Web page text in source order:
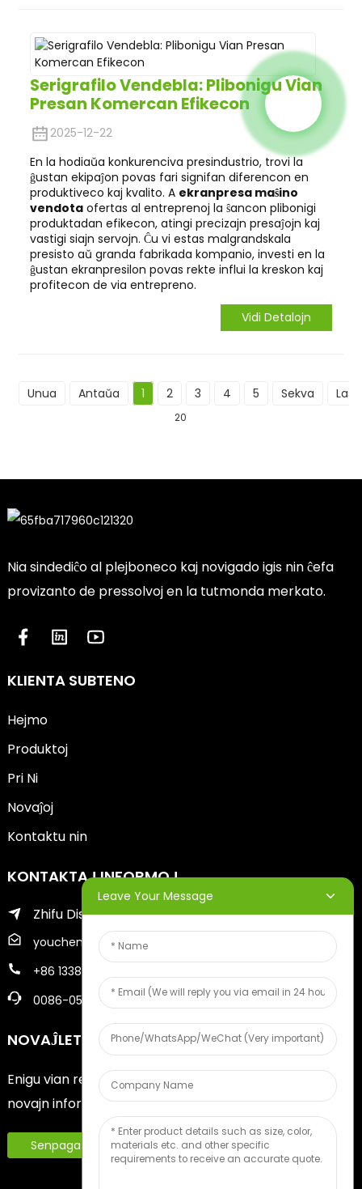
Serigrafilo Vendebla: Plibonigu Vian
Presan Komercan Efikecon
2025-12-22
En la hodiaŭa konkurenciva presindustrio, trovi la
ĝustan ekipaĵon povas fari signifan diferencon en
produktiveco kaj kvalito. A ekranpresa maŝino
vendotaofertas al entreprenoj la ŝancon plibonigi
produktadan efikecon, atingi precizajn presaĵojn kaj
vastigi siajn servojn. Ĉu vi estas malgrandskala
presisto aŭ granda fabrikada kompanio, investi en la
ĝustan ekranpresilon povas rekte influi la kreskon kaj
profitecon de via entrepreno.
Vidi Detalojn
Unua Antaŭa 1 2 3 4 5 Sekva
20
Nia sindediĉo al plejboneco kaj novigado igis nin ĉefa
provizanto de pressolvoj en la tutmonda merkato.
KLIENTA SUBTENO
Hejmo
Produktoj
Pri Ni
Novaĵoj
Kontaktu nin
KONTAKTAJ INFORMOJ
Zhifu Distrikto de Yantai Urbo
youcheng@ytscreenprinter.com
+86 13386383930
0086-05356730996
NOVAĴLETEROJ
Enigu vian retpoŝtadreson kaj ni sendos al vi la plej
novajn informojn pri planoj.
Senpaga Fruktospecimeno
Leave Your Message